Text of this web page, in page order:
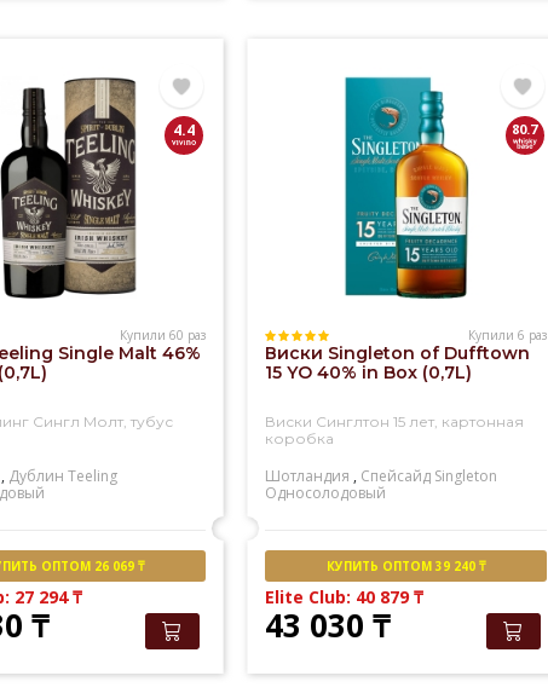
4.4
Купили 60 раз
Single Malt 46%
Сингл Молт, тубус
, Дублин Teeling
ОПТОМ 26 069 ₸
27 294₸
₸
80.7
Купили 6 раз
Виски Singleton of Dufftown
15 YO 40% in Box (0,7L)
Виски Синглтон 15 лет, картонная
коробка
Шотландия , Спейсайд Singleton
Односолодовый
КУПИТЬ ОПТОМ 39 240 ₸
Elite Club: 40 879₸
43 030₸